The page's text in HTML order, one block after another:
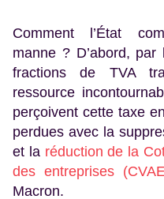
Comment l’État
manne ? D’abord,
fractions de TVA
ressource
perçoivent cette taxe
perdues avec la
et la réduction de la
des entreprises
Macron.